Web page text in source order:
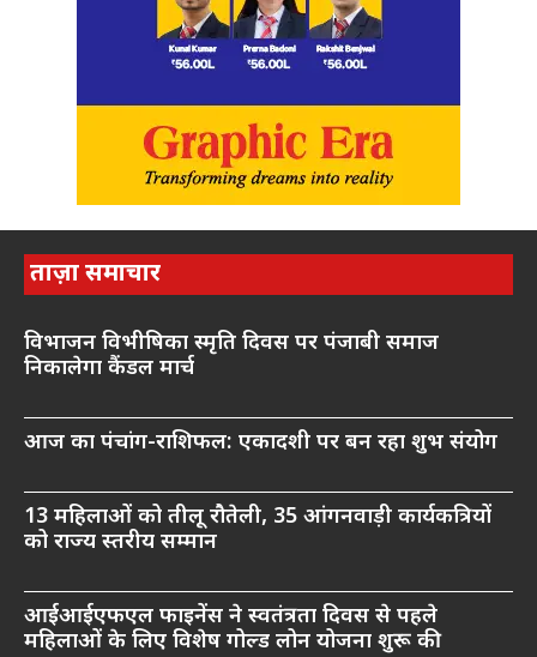
ताज़ा समाचार
विभाजन विभीषिका स्मृति दिवस पर पंजाबी समाज
निकालेगा कैंडल मार्च
आज का पंचांग-राशिफल: एकादशी पर बन रहा शुभ संयोग
13 महिलाओं को तीलू रौतेली, 35 आंगनवाड़ी कार्यकत्रियों
को राज्य स्तरीय सम्मान
आईआईएफएल फाइनेंस ने स्वतंत्रता दिवस से पहले
महिलाओं के लिए विशेष गोल्ड लोन योजना शुरू की